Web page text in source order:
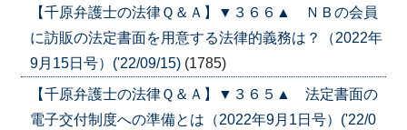
【千原弁護士の法律Ｑ＆Ａ】▼３６６▲ ＮＢの会員
に訪販の法定書面を用意する法律的義務は？（2022年
9月15日号）('22/09/15) (1785)
【千原弁護士の法律Ｑ＆Ａ】▼３６５▲ 法定書面の
電子交付制度への準備とは（2022年9月1日号）('22/0